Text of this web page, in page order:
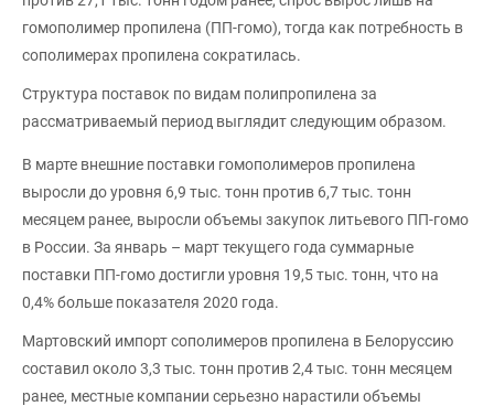
гомополимер пропилена (ПП-гомо), тогда как потребность в
сополимерах пропилена сократилась.
Структура поставок по видам полипропилена за
рассматриваемый период выглядит следующим образом.
В марте внешние поставки гомополимеров пропилена
выросли до уровня 6,9 тыс. тонн против 6,7 тыс. тонн
месяцем ранее, выросли объемы закупок литьевого ПП-гомо
в России. За январь – март текущего года суммарные
поставки ПП-гомо достигли уровня 19,5 тыс. тонн, что на
0,4% больше показателя 2020 года.
Мартовский импорт сополимеров пропилена в Белоруссию
составил около 3,3 тыс. тонн против 2,4 тыс. тонн месяцем
ранее, местные компании серьезно нарастили объемы